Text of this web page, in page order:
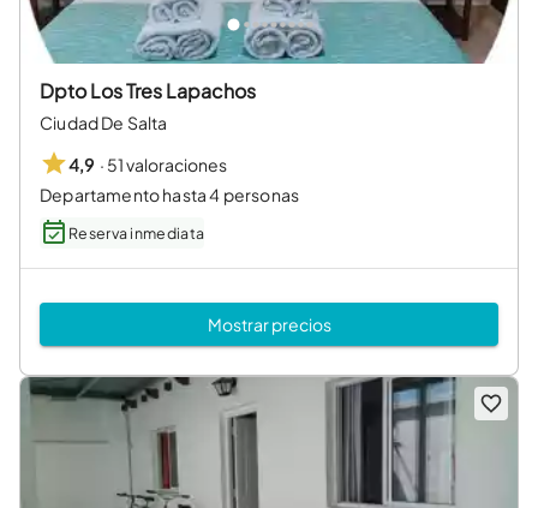
Dpto Los Tres Lapachos
Ciudad De Salta
4,9 · 51 valoraciones
Departamento hasta 4 personas
Reserva inmediata
Mostrar precios